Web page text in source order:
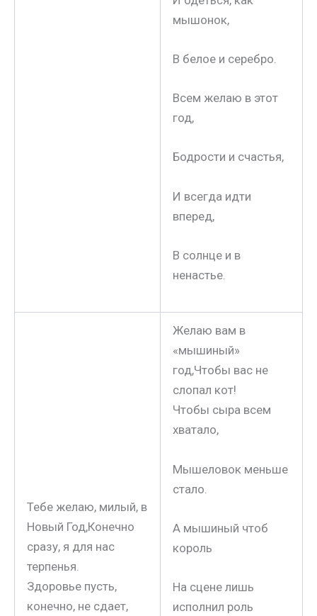
мышонок,
В белое и серебро.
Всем желаю в этот
год,
Бодрости и счастья,
И всегда идти
вперед,
В солнце и в
ненастье.
Тебе желаю, милый, в
Новый Год,Конечно
сразу, я для нас
терпенья.
Здоровье пусть,
конечно, не сдает,
Желаю вам в
«мышиный»
год,Чтобы вас не
слопал кот!
Чтобы сыра всем
хватало,
Мышеловок меньше
стало.
А мышиный чтоб
король
На сцене лишь
исполнил роль